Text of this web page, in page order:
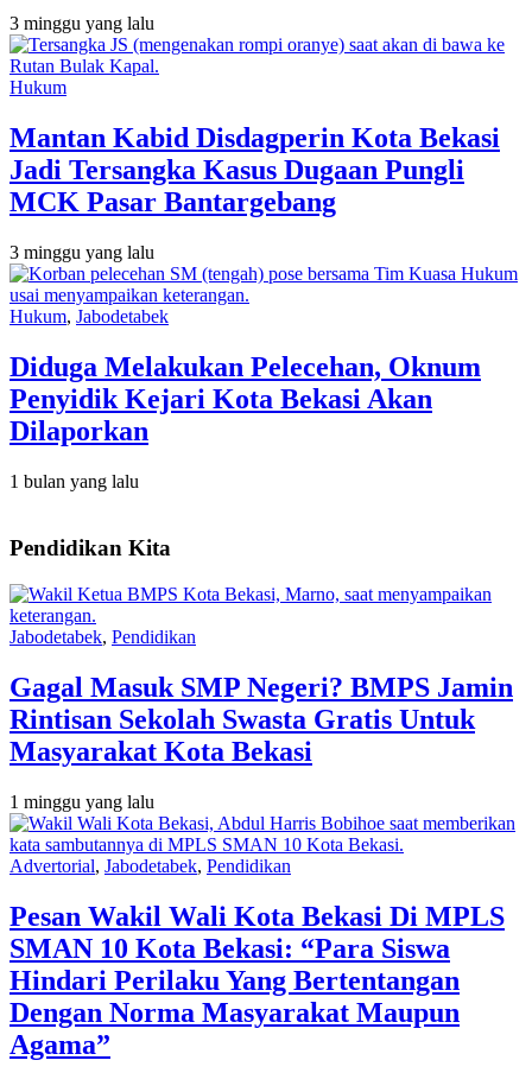
3 minggu yang lalu
Hukum
Mantan Kabid Disdagperin Kota Bekasi
Jadi Tersangka Kasus Dugaan Pungli
MCK Pasar Bantargebang
3 minggu yang lalu
Hukum, Jabodetabek
Diduga Melakukan Pelecehan, Oknum
Penyidik Kejari Kota Bekasi Akan
Dilaporkan
1 bulan yang lalu
Pendidikan Kita
Jabodetabek, Pendidikan
Gagal Masuk SMP Negeri? BMPS Jamin
Rintisan Sekolah Swasta Gratis Untuk
Masyarakat Kota Bekasi
1 minggu yang lalu
Advertorial, Jabodetabek, Pendidikan
Pesan Wakil Wali Kota Bekasi Di MPLS
SMAN 10 Kota Bekasi: “Para Siswa
Hindari Perilaku Yang Bertentangan
Dengan Norma Masyarakat Maupun
Agama”